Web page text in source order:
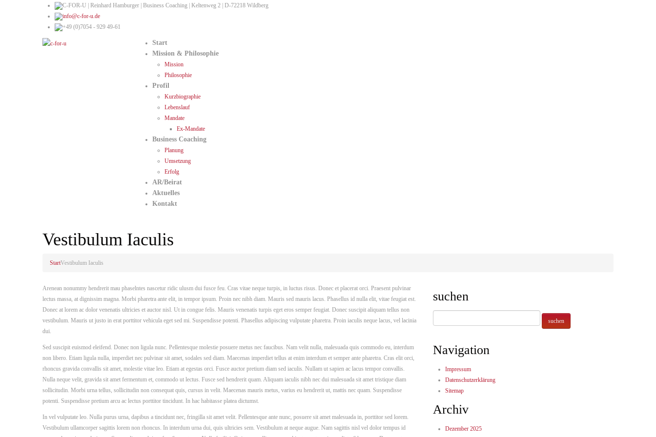
C-FOR-U | Reinhard Hamburger | Business Coaching | Keltenweg 2 | D-72218 Wildberg
info@c-for-u.de
+49 (0)7054 - 929 49-61
Start
Mission & Philosophie
Mission
Philosophie
Profil
Kurzbiographie
Lebenslauf
Mandate
Ex-Mandate
Business Coaching
Planung
Umsetzung
Erfolg
AR/Beirat
Aktuelles
Kontakt
Vestibulum Iaculis
StartVestibulum Iaculis
Arenean nonummy hendrerit mau phaselntes nascetur ridic ulusm dui fusce feu. Cras vitae neque turpis, in luctus risus. Donec et placerat orci. Praesent pulvinar
lectus massa, at dignissim magna. Morbi pharetra ante elit, in tempor ipsum. Proin nec nibh diam. Mauris sed mauris lacus. Phasellus id nulla elit, vitae feugiat est.
Donec at lorem ac dolor venenatis ultricies et auctor nisl. Ut in congue felis. Mauris venenatis turpis eget eros semper feugiat. Donec suscipit aliquam tellus non
vestibulum. Mauris ut justo in erat porttitor vehicula eget sed mi. Suspendisse potenti. Phasellus adipiscing vulputate pharetra. Proin iaculis neque lacus, vel lacinia
dui.
Sed suscipit euismod eleifend. Donec non ligula nunc. Pellentesque molestie posuere metus nec faucibus. Nam velit nulla, malesuada quis commodo eu, interdum
non libero. Etiam ligula nulla, imperdiet nec pulvinar sit amet, sodales sed diam. Maecenas imperdiet tellus at enim interdum et semper ante pharetra. Cras elit orci,
rhoncus gravida convallis sit amet, molestie vitae leo. Etiam at egestas orci. Fusce auctor pretium diam sed iaculis. Nullam ut sapien ac lacus tempor convallis.
Nulla neque velit, gravida sit amet fermentum et, commodo ut lectus. Fusce sed hendrerit quam. Aliquam iaculis nibh nec dui malesuada sit amet tristique diam
sollicitudin. Morbi urna tellus, sollicitudin non consequat quis, cursus in velit. Maecenas mauris metus, varius eu hendrerit ut, mattis nec quam. Suspendisse
potenti. Suspendisse pretium arcu ac lectus porttitor tincidunt. In hac habitasse platea dictumst.
In vel vulputate leo. Nulla purus urna, dapibus a tincidunt nec, fringilla sit amet velit. Pellentesque ante nunc, posuere sit amet malesuada in, porttitor sed lorem.
Vestibulum ullamcorper sagittis lorem non rhoncus. In interdum urna dui, quis ultricies sem. Vestibulum at neque augue. Nam sagittis nisl vel dolor tempus id
suchen
Navigation
Impressum
Datenschutzerklärung
Sitemap
Archiv
Dezember 2025